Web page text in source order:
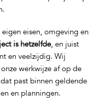
eisen, omgeving en
is hetzelfde, en juist
en veelzijdig. Wij
werkwijze af op de
past binnen geldende
en planningen.